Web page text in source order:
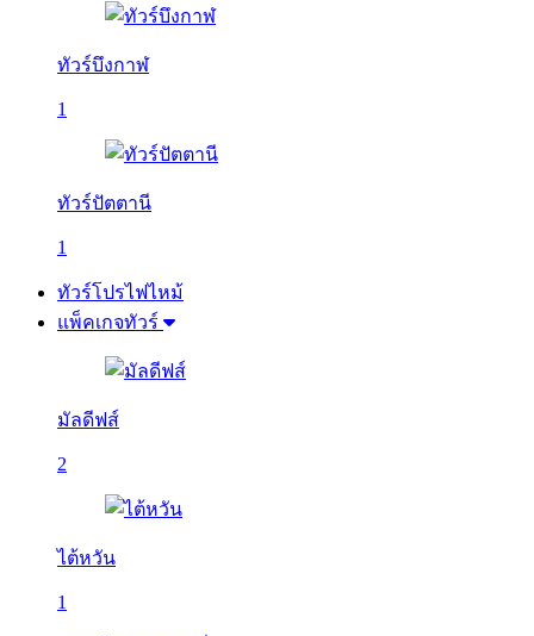
ทัวร์บึงกาฬ
1
ทัวร์ปัตตานี
1
ทัวร์โปรไฟไหม้
แพ็คเกจทัวร์
มัลดีฟส์
2
ไต้หวัน
1